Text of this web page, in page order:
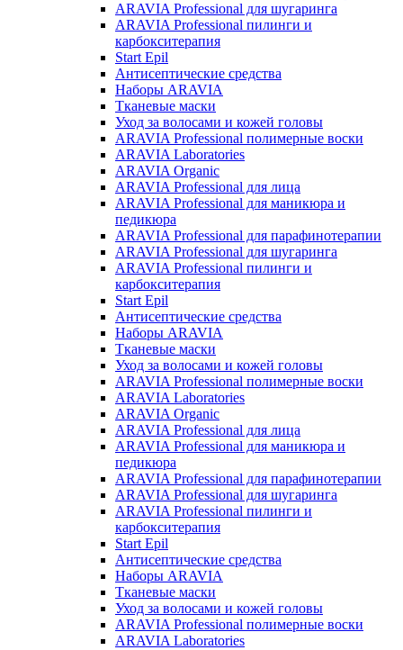
ARAVIA Professional для шугаринга
ARAVIA Professional пилинги и
карбокситерапия
Start Epil
Антисептические средства
Наборы ARAVIA
Тканевые маски
Уход за волосами и кожей головы
ARAVIA Professional полимерные воски
ARAVIA Laboratories
ARAVIA Organic
ARAVIA Professional для лица
ARAVIA Professional для маникюра и
педикюра
ARAVIA Professional для парафинотерапии
ARAVIA Professional для шугаринга
ARAVIA Professional пилинги и
карбокситерапия
Start Epil
Антисептические средства
Наборы ARAVIA
Тканевые маски
Уход за волосами и кожей головы
ARAVIA Professional полимерные воски
ARAVIA Laboratories
ARAVIA Organic
ARAVIA Professional для лица
ARAVIA Professional для маникюра и
педикюра
ARAVIA Professional для парафинотерапии
ARAVIA Professional для шугаринга
ARAVIA Professional пилинги и
карбокситерапия
Start Epil
Антисептические средства
Наборы ARAVIA
Тканевые маски
Уход за волосами и кожей головы
ARAVIA Professional полимерные воски
ARAVIA Laboratories